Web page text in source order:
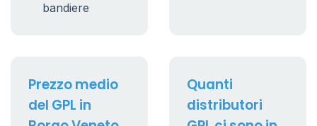
bandiere
Prezzo medio
del GPL in
Quanti
distributori